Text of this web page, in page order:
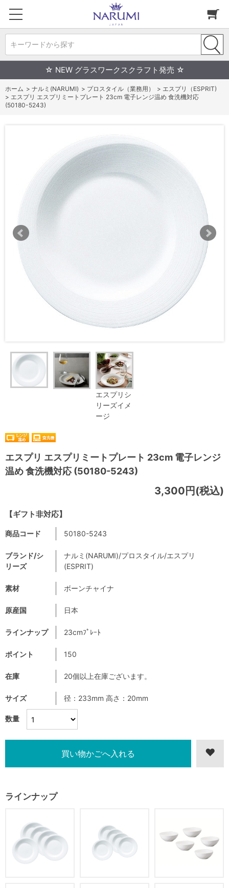
キーワードから探す
☆ NEW グラスワークスクラフト発売 ☆
ホーム > ナルミ(NARUMI) > プロスタイル（業務用） > エスプリ（ESPRIT)
> エスプリ エスプリミートプレート 23cm 電子レンジ温め 食洗機対応
(50180-5243)
エスプリシ
リーズイメ
ージ
エスプリ エスプリミートプレート 23cm 電子レンジ
温め 食洗機対応 (50180-5243)
【ギフト非対応】
3,300円(税込)
数量
商品コード 50180-5243
ブランド/シ
リーズ
ナルミ(NARUMI)/プロスタイル/エスプリ
(ESPRIT)
素材 ボーンチャイナ
原産国 日本
ラインナップ 23cmﾌﾟﾚｰﾄ
ポイント 150
在庫 20個以上在庫ございます。
サイズ 径：233mm 高さ：20mm
ラインナップ